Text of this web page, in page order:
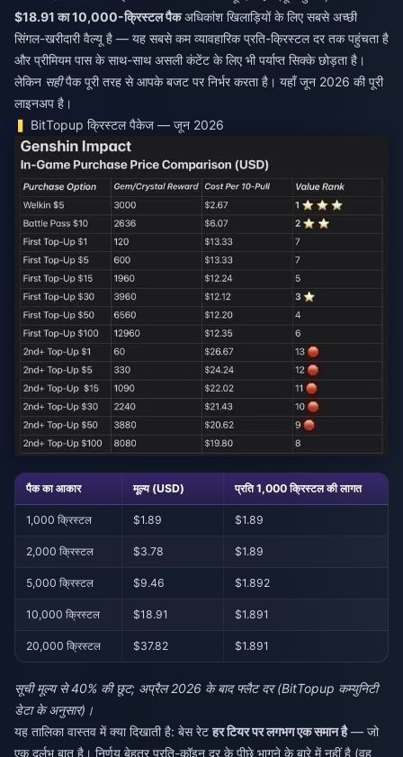
$18.91 का 10,000-क्रिस्टल पैकअधिकांश खिलाड़ियों के लिए सबसे अच्छी
सिंगल-खरीदारी वैल्यू है — यह सबसे कम व्यावहारिक प्रति-क्रिस्टल दर तक पहुंचता है
और प्रीमियम पास के साथ-साथ असली कंटेंट के लिए भी पर्याप्त सिक्के छोड़ता है।
लेकिन सहीपैक पूरी तरह से आपके बजट पर निर्भर करता है। यहाँ जून 2026 की पूरी
लाइनअप है।
BitTopup क्रिस्टल पैकेज — जून 2026
पैक का आकार मूल्य (USD) प्रति 1,000 क्रिस्टल की लागत
1,000 क्रिस्टल $1.89 $1.89
2,000 क्रिस्टल $3.78 $1.89
5,000 क्रिस्टल $9.46 $1.892
10,000 क्रिस्टल $18.91 $1.891
20,000 क्रिस्टल $37.82 $1.891
सूची मूल्य से 40% की छूट; अप्रैल 2026 के बाद फ्लैट दर (BitTopup कम्युनिटी
डेटा के अनुसार)।
यह तालिका वास्तव में क्या दिखाती है: बेस रेटहर टियर पर लगभग एक समान है— जो
एक दुर्लभ बात है। निर्णय बेहतर प्रति-कॉइन दर के पीछे भागने के बारे में नहीं है (वह